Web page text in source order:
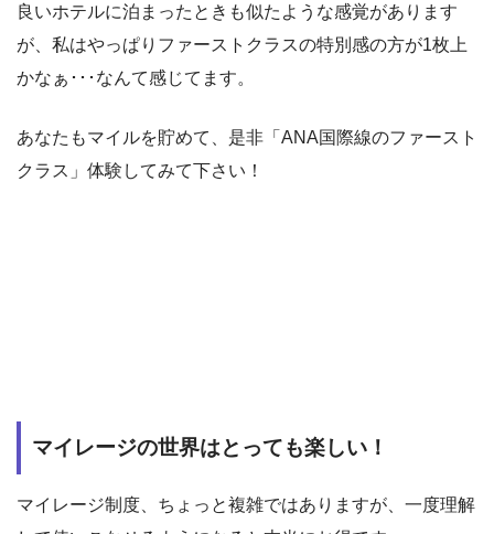
良いホテルに泊まったときも似たような感覚があります
が、私はやっぱりファーストクラスの特別感の方が1枚上
かなぁ･･･なんて感じてます。
あなたもマイルを貯めて、是非「ANA国際線のファースト
クラス」体験してみて下さい！
マイレージの世界はとっても楽しい！
マイレージ制度、ちょっと複雑ではありますが、一度理解